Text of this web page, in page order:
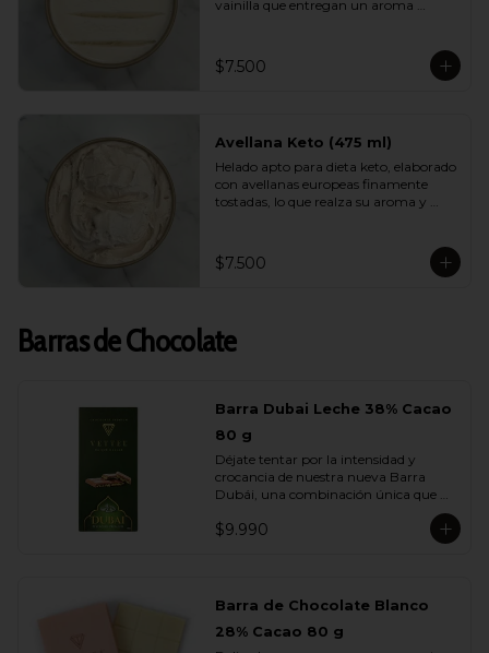
vainilla que entregan un aroma
buscan disfrutar de un helado liviano
sin renunciar al verdadero sabor de la
$7.500
Avellana Keto (475 ml)
Helado apto para dieta keto, elaborado
con avellanas europeas finamente
tostadas, lo que realza su aroma y
sorprendente. Ideal para quienes
cuidan su alimentación y quieren
$7.500
Barras de Chocolate
Barra Dubai Leche 38% Cacao
80 g
Déjate tentar por la intensidad y
crocancia de nuestra nueva Barra
Dubái, una combinación única que
fusiona lo mejor del chocolate europeo
con los sabores más exquisitos de
rellena con una cremosa pasta de
hebras de masa filo tostada con
$9.990
Barra de Chocolate Blanco
28% Cacao 80 g